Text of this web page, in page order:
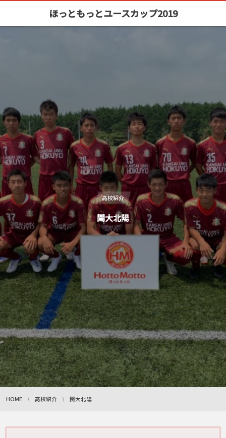
ほっともっとユースカップ2019
高校紹介
関大北陽
HOME 高校紹介 関大北陽